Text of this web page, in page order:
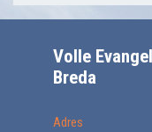
Volle
Breda
Adres